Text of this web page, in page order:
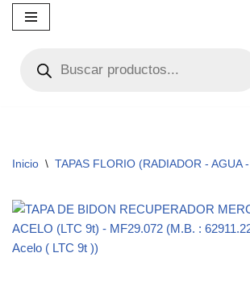
contenido
Inicio \ TAPAS FLORIO (RADIADOR - AGUA